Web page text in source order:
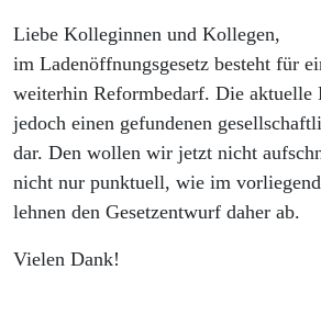
Liebe Kolleginnen und Kollegen,
im Ladenöffnungsgesetz besteht für
weiterhin Reformbedarf. Die aktuelle
jedoch einen gefundenen
dar. Den wollen wir jetzt nicht
nicht nur punktuell, wie im
lehnen den Gesetzentwurf daher ab.
Vielen Dank!